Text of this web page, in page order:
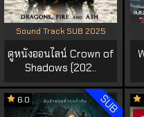
Sound Track SUB 2025
ดูหนังออนไลน์ Crown of
Shadows (202..
SUB
6.0